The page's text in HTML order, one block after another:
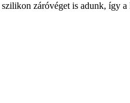
záróvéget is adunk, így